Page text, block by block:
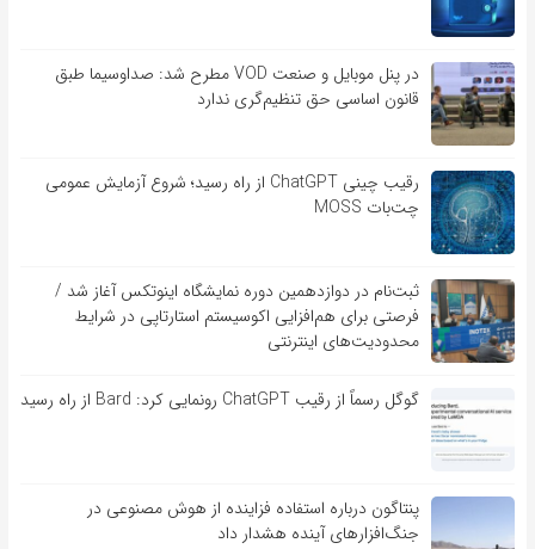
در پنل موبایل و صنعت VOD مطرح شد: صداوسیما طبق
قانون اساسی حق تنظیم‌گری ندارد
رقیب چینی ChatGPT از راه رسید؛ شروع آزمایش عمومی
چت‌بات MOSS
ثبت‌نام در دوازدهمین دوره نمایشگاه اینوتکس آغاز شد /
فرصتی برای هم‌افزایی اکوسیستم استارتاپی در شرایط
محدودیت‌های اینترنتی
گوگل رسماً از رقیب ChatGPT رونمایی کرد: Bard از راه رسید
پنتاگون درباره استفاده فزاینده از هوش مصنوعی در
جنگ‌افزارهای آینده هشدار داد